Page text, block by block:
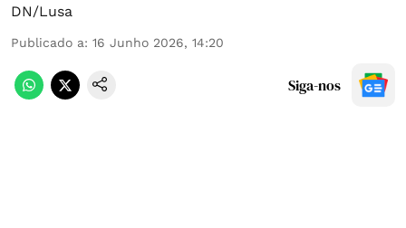
DN/Lusa
Publicado a: 16 Junho 2026, 14:20
Siga-nos